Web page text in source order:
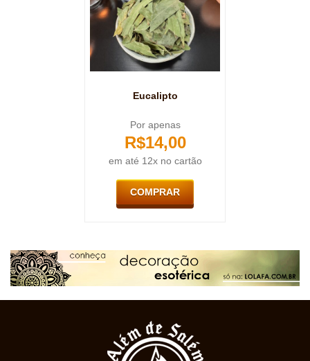
Eucalipto
Por apenas
R$14,00
em até 12x no cartão
COMPRAR